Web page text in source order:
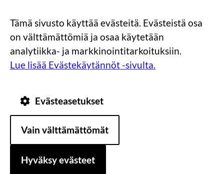
Sosiaalinen
media:
instagram
Sosiaalinen
media:
facebook
Sosiaalinen
media:
youtube
Sosiaalinen
media:
snapchat
Tietosuoja
Tämä sivusto käyttää evästeitä. Evästeistä osa
on välttämättömiä ja osaa käytetään
analytiikka- ja markkinointitarkoituksiin.
Lue lisää Evästekäytännöt -sivulta.
Evästeasetukset
Vain välttämättömät
Hyväksy evästeet